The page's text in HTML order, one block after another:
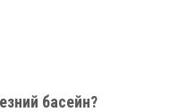
басейн?